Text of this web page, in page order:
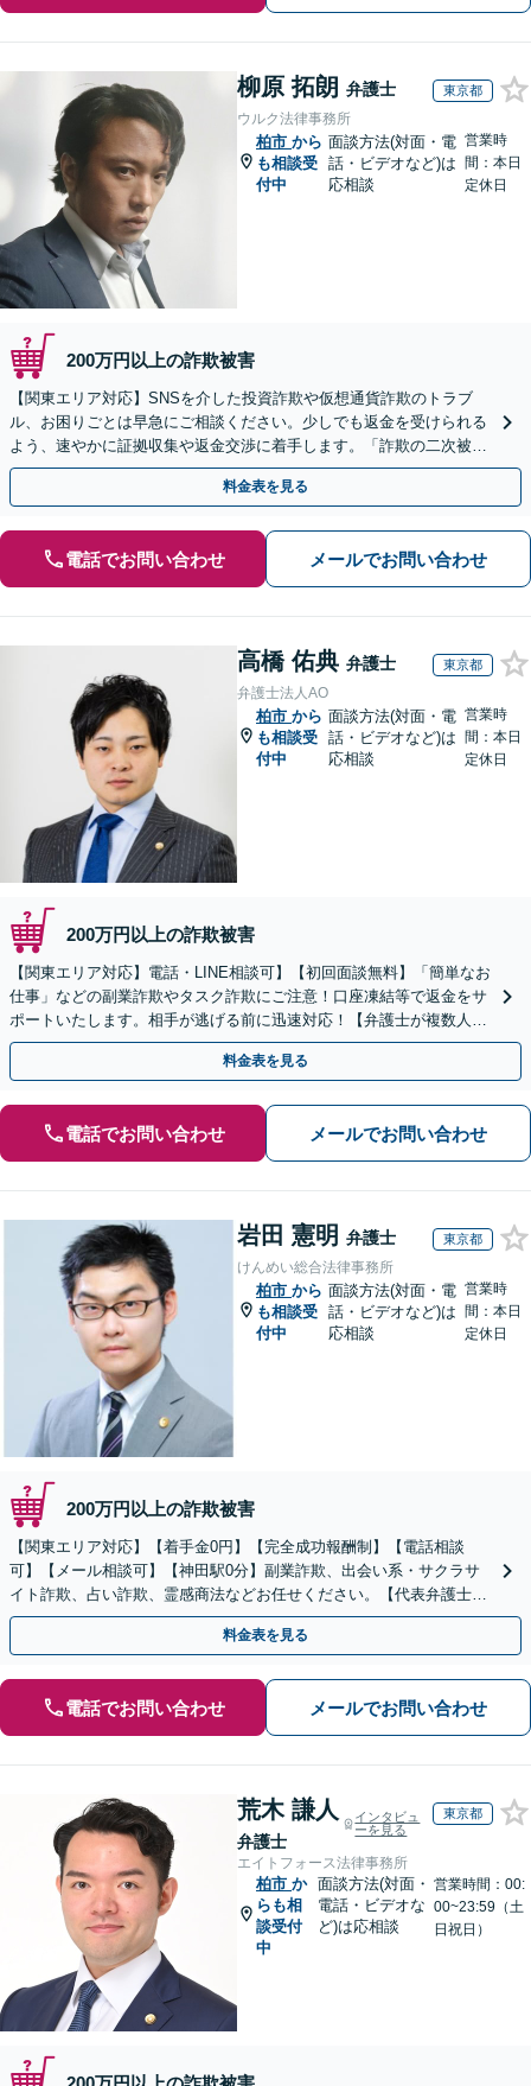
柳原 拓朗 弁護士 東京都
ウルク法律事務所
柏市 から
も相談受
付中
面談方法(対面・電
話・ビデオなど)は
応相談
営業時
間：本日
定休日
200万円以上の詐欺被害
【関東エリア対応】SNSを介した投資詐欺や仮想通貨詐欺のトラブ
ル、お困りごとは早急にご相談ください。少しでも返金を受けられる
よう、速やかに証拠収集や返金交渉に着手します。「詐欺の二次被
害」のご相談も対応します【初回相談無料】【Web相談可】
料金表を見る
電話でお問い合わせ メールでお問い合わせ
高橋 佑典 弁護士 東京都
弁護士法人AO
柏市 から
も相談受
付中
面談方法(対面・電
話・ビデオなど)は
応相談
営業時
間：本日
定休日
200万円以上の詐欺被害
【関東エリア対応】電話・LINE相談可】【初回面談無料】「簡単なお
仕事」などの副業詐欺やタスク詐欺にご注意！口座凍結等で返金をサ
ポートいたします。相手が逃げる前に迅速対応！【弁護士が複数人在
籍】事務所内で連携し問題解決へ【休日・夜間面談可】
料金表を見る
電話でお問い合わせ メールでお問い合わせ
岩田 憲明 弁護士 東京都
けんめい総合法律事務所
柏市 から
も相談受
付中
面談方法(対面・電
話・ビデオなど)は
応相談
営業時
間：本日
定休日
200万円以上の詐欺被害
【関東エリア対応】【着手金0円】【完全成功報酬制】【電話相談
可】【メール相談可】【神田駅0分】副業詐欺、出会い系・サクラサ
イト詐欺、占い詐欺、霊感商法などお任せください。【代表弁護士が
対応】
料金表を見る
電話でお問い合わせ メールでお問い合わせ
荒木 謙人
弁護士
インタビュ
ーを見る
東京都
エイトフォース法律事務所
柏市 か
らも相
談受付
中
面談方法(対面・
電話・ビデオな
ど)は応相談
営業時間：00:
00~23:59（土
日祝日）